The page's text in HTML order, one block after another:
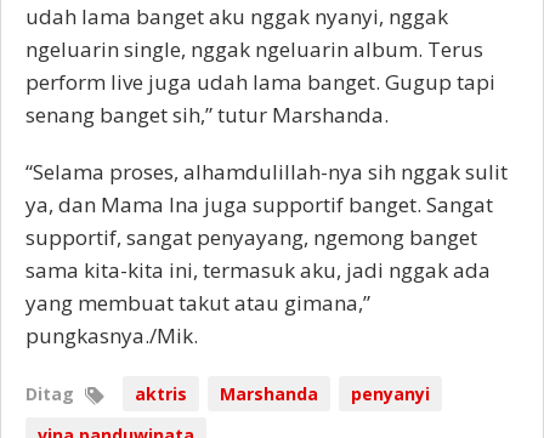
udah lama banget aku nggak nyanyi, nggak
ngeluarin single, nggak ngeluarin album. Terus
perform live juga udah lama banget. Gugup tapi
senang banget sih,” tutur Marshanda.
“Selama proses, alhamdulillah-nya sih nggak sulit
ya, dan Mama Ina juga supportif banget. Sangat
supportif, sangat penyayang, ngemong banget
sama kita-kita ini, termasuk aku, jadi nggak ada
yang membuat takut atau gimana,”
pungkasnya./Mik.
Ditag aktris Marshanda
penyanyi